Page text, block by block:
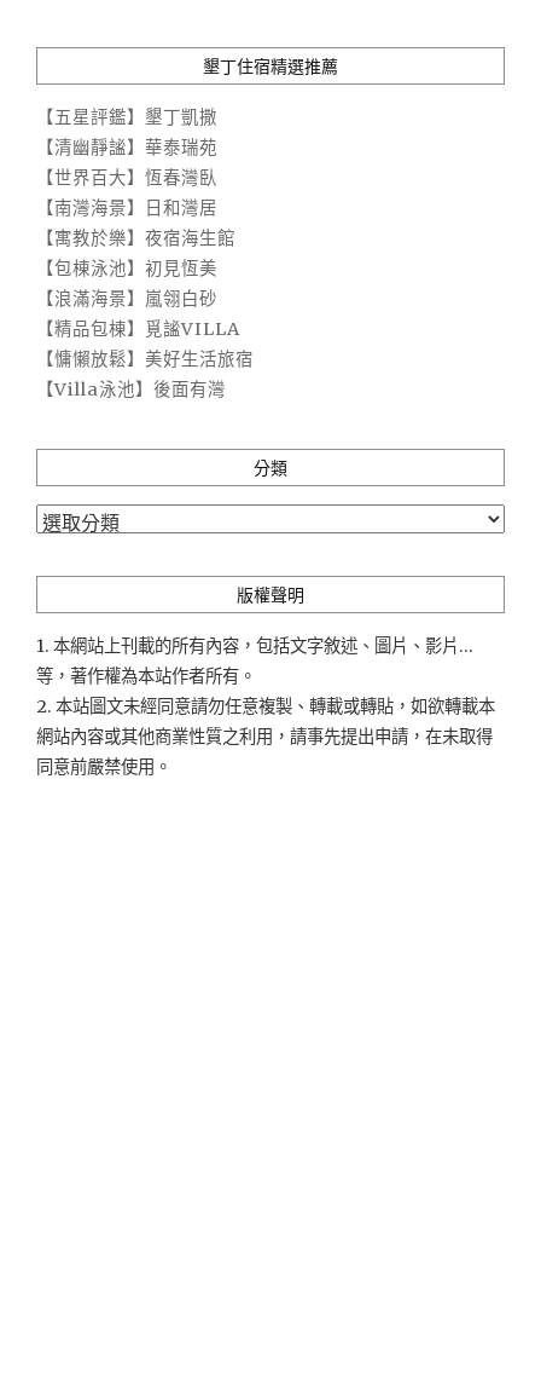
墾丁住宿精選推薦
【五星評鑑】墾丁凱撒
【清幽靜謐】華泰瑞苑
【世界百大】恆春灣臥
【南灣海景】日和灣居
【寓教於樂】夜宿海生館
【包棟泳池】初見恆美
【浪滿海景】嵐翎白砂
【精品包棟】覓謐VILLA
【慵懶放鬆】美好生活旅宿
【Villa泳池】後面有灣
分類
分
版權聲明
1. 本網站上刊載的所有內容，包括文字敘述、圖片、影片...
等，著作權為本站作者所有。
2. 本站圖文未經同意請勿任意複製、轉載或轉貼，如欲轉載本
網站內容或其他商業性質之利用，請事先提出申請，在未取得
同意前嚴禁使用。